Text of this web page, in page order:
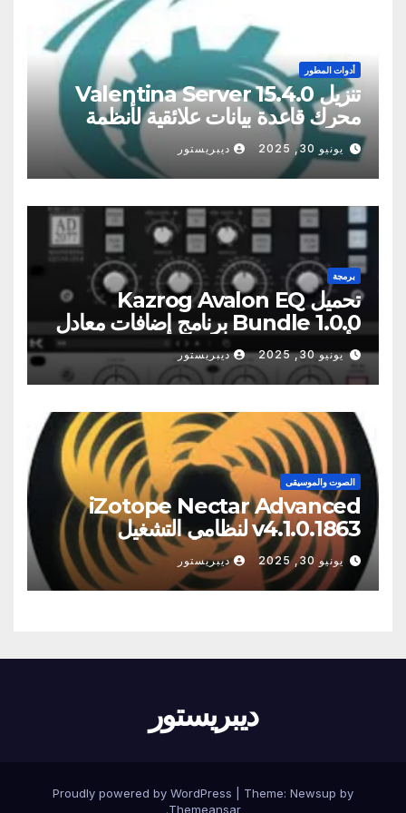
أدوات المطور
تنزيل Valentina Server 15.4.0
محرك قاعدة بيانات علائقية لأنظمة
Windows وmacOS وLinux
يونيو 30, 2025 ديبريستور
برمجة
تحميل Kazrog Avalon EQ
Bundle 1.0.0 برنامج إضافات معادل
الأنبوب عالي الجودة
يونيو 30, 2025 ديبريستور
الصوت والموسيقى
iZotope Nectar Advanced
v4.1.0.1863 لنظامي التشغيل
Windows/Macos
يونيو 30, 2025 ديبريستور
ديبريستور
Proudly powered by WordPress Theme: Newsup by
Themeansar
.